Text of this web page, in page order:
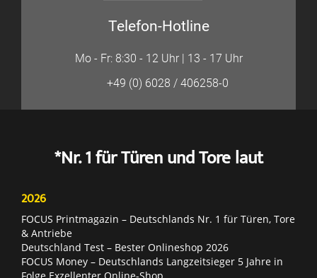
Telefon-Hotline
Mo - Fr: 8:30 - 12 Uhr | 13 - 17 Uhr
+49 (0) 6028 / 406258-0
*Nr. 1 für Türen und Tore laut
2026
FOCUS Printmagazin – Deutschlands Nr. 1 für Türen, Tore
& Antriebe
Deutschland Test – Bester Onlineshop 2026
FOCUS Money – Deutschlands Langzeitsieger 5 Jahre in